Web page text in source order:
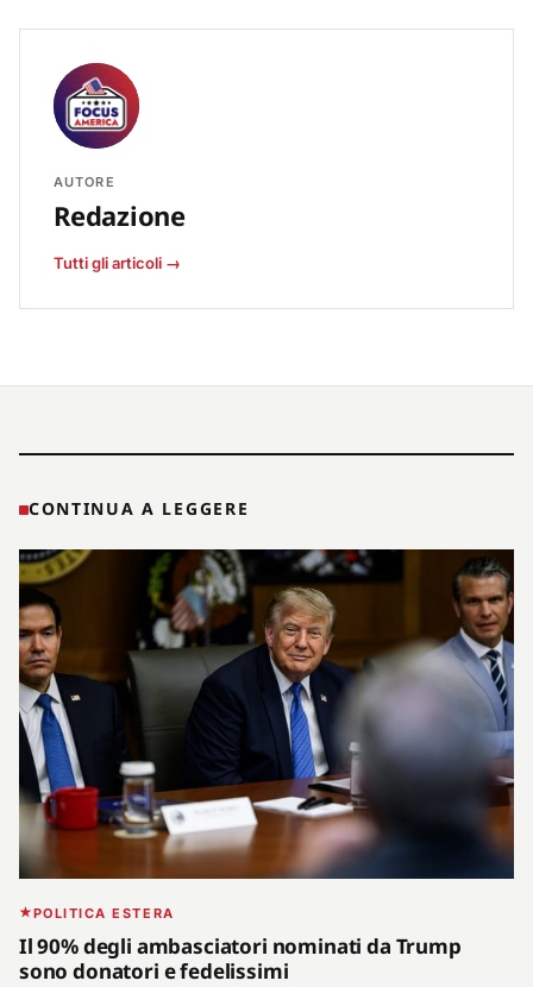
AUTORE
Redazione
Tutti gli articoli →
CONTINUA A LEGGERE
POLITICA ESTERA
Il 90% degli ambasciatori nominati da Trump
sono donatori e fedelissimi